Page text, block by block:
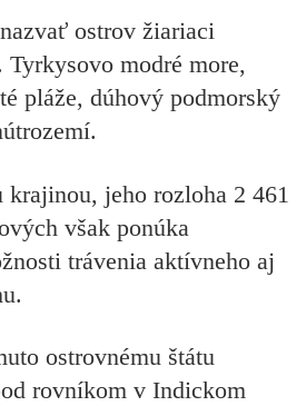
ostrov žiariaci
modré more,
pláže, dúhový podmorský
krajinou, jeho rozloha 2 461
však ponúka
trávenia aktívneho aj
ostrovnému štátu
rovníkom v Indickom